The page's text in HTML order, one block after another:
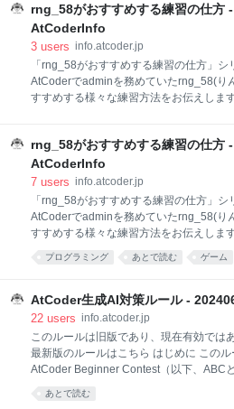
れています．ただし，複数の分野にわた
講座も多くあり，そのような講座は運営
的に分類されています． 分類や難易度目
予定です． データ構造 講座一覧（クリ
む） 講座名 難易度目安 解説動画 公開日
スパーステーブル 3 ▶ 2026/04/10
rng_58がおすすめする練習の仕方
AtCoderInfo
3 users info.atcoder.jp
「rng_58がおすすめする練習の仕方」シ
AtCoderでadminを務めていたrng_58(り
すすめする様々な練習方法をお伝えしま
して参考にしてください。 このページは
す。 概要 AtCoder では、問題やコンテス
種類に分けて管理しています。 Aタイプ :
につけるための例題形式 Aタイプは、教
ような問題をコンテスト形式で提供する
題を読み、必要に応じて解説にも目を通
とを目的としています。上位陣はコンテ
ています。 このAタイプの問題は主に
Beginner Co
rng_58がおすすめする練習の仕方
AtCoderInfo
7 users info.atcoder.jp
「rng_58がおすすめする練習の仕方」シ
AtCoderでadminを務めていたrng_58(り
すすめする様々な練習方法をお伝えしま
ーズでおすすめする方法は、すべてのユ
きるものではない可能性があります。あ
指す人にとって重要なのは、典型問題を
解けるようになることです。プログラミ
できているという前提であれば、それが
ても過言ではありません。 競技プログラ
ルが上がるにつれ、「算数の問題を解く
における A, C, G, N のような四分野があ
プログラミング あとで読む ゲーム
AtCoder生成AI対策ルール -
22 users info.atcoder.jp
このルールは旧版であり、現在有効では
最新版のルールはこちら はじめに このル
AtCoder Beginner Contest（以下、ABC
ンテスト中にのみ適用されるルールです
Regular Contest, AtCoder Grand Contest,
あとで読む